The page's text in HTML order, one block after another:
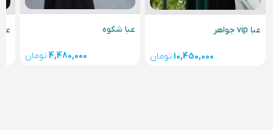
عبا vip جواهر
10,450,000 تومان
عبا شکوه
4,480,000 تومان